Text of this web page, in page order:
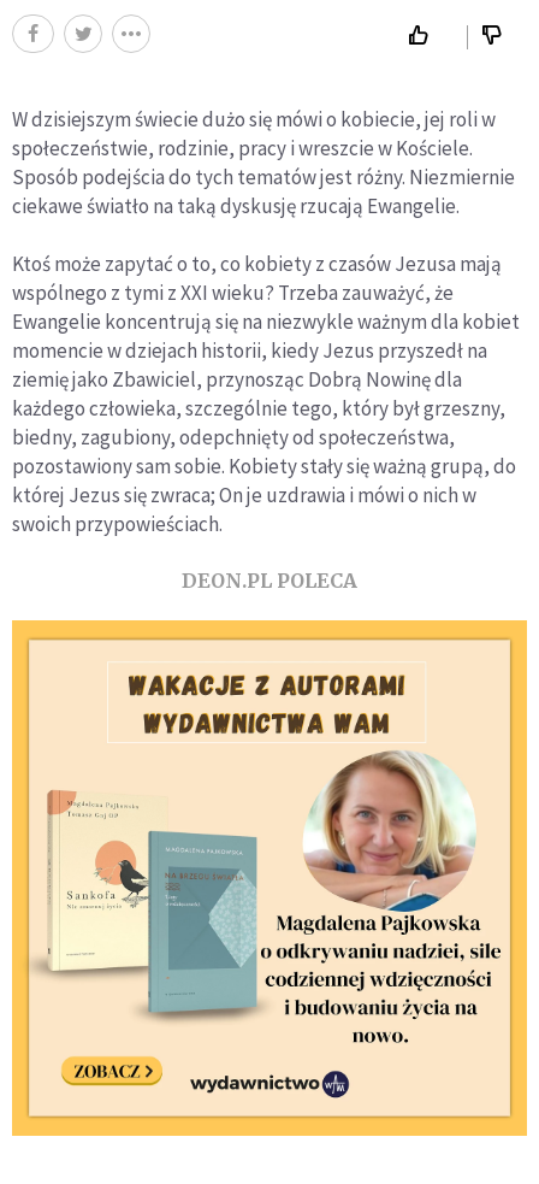
W dzisiejszym świecie dużo się mówi o kobiecie, jej roli w
społeczeństwie, rodzinie, pracy i wreszcie w Kościele.
Sposób podejścia do tych tematów jest różny. Niezmiernie
ciekawe światło na taką dyskusję rzucają Ewangelie.
Ktoś może zapytać o to, co kobiety z czasów Jezusa mają
wspólnego z tymi z XXI wieku? Trzeba zauważyć, że
Ewangelie koncentrują się na niezwykle ważnym dla kobiet
momencie w dziejach historii, kiedy Jezus przyszedł na
ziemię jako Zbawiciel, przynosząc Dobrą Nowinę dla
każdego człowieka, szczególnie tego, który był grzeszny,
biedny, zagubiony, odepchnięty od społeczeństwa,
pozostawiony sam sobie. Kobiety stały się ważną grupą, do
której Jezus się zwraca; On je uzdrawia i mówi o nich w
swoich przypowieściach.
DEON.PL POLECA